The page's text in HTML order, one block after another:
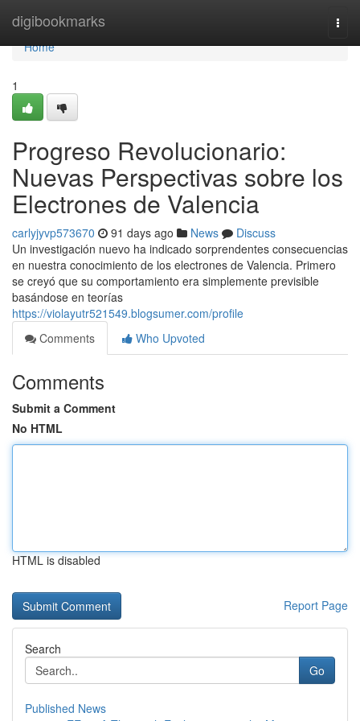
digibookmarks
Home
Home
1
Progreso Revolucionario:
Nuevas Perspectivas sobre los
Electrones de Valencia
carlyjyvp573670 91 days ago News
Discuss
Un investigación nuevo ha indicado sorprendentes consecuencias
en nuestra conocimiento de los electrones de Valencia. Primero
se creyó que su comportamiento era simplemente previsible
basándose en teorías
https://violayutr521549.blogsumer.com/profile
Comments
Who Upvoted
Comments
Submit a Comment
No HTML
HTML is disabled
Report Page
Search
Go
Published News